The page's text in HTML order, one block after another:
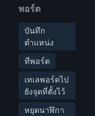
พอร์ต
บันทึก
ตำแหน่ง
ทีพอร์ต
เทเลพอร์ตไป
ยังจุดที่ตั้งไว้
หยุดนาฬิกา